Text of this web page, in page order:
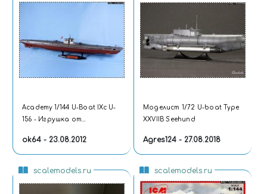
Academy 1/144 U-Boat IXc U-
156 - Игрушка от
ok64 - 23.08.2012
Моделист 1/72 U-boat Type
XXVIIB Seehund
Agres124 - 27.08.2018
scalemodels.ru scalemodels.ru